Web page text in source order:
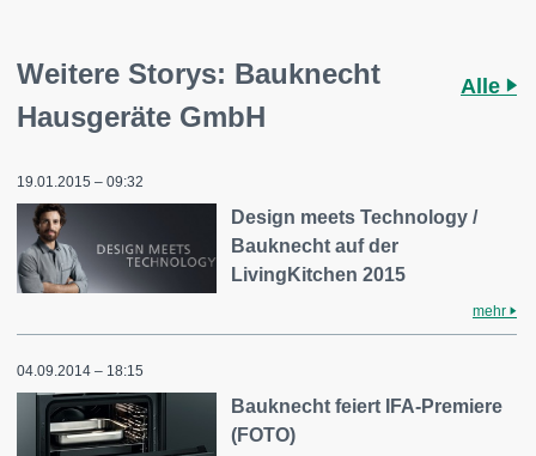
Weitere Storys: Bauknecht
Hausgeräte GmbH
Alle
19.01.2015 – 09:32
Design meets Technology /
Bauknecht auf der
LivingKitchen 2015
mehr
04.09.2014 – 18:15
Bauknecht feiert IFA-Premiere
(FOTO)